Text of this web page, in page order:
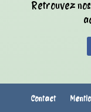
Retrouvez
Contact